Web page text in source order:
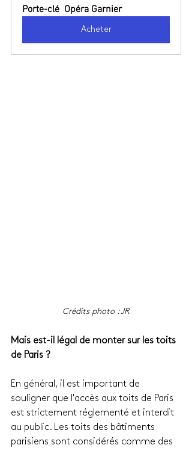
Porte-clé  Opéra Garnier
Acheter
Crédits photo : JR
Mais est-il légal de monter sur les toits
de Paris ?
En général, il est important de
souligner que l'accès aux toits de Paris
est strictement réglementé et interdit
au public. Les toits des bâtiments
parisiens sont considérés comme des